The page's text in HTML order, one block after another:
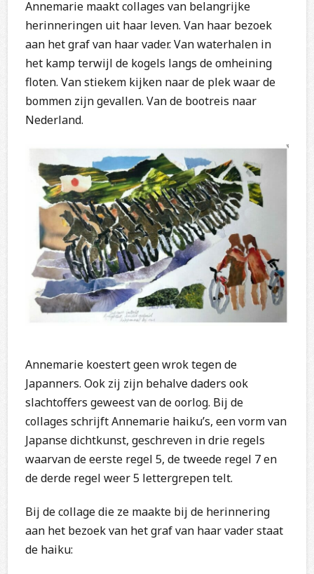
Annemarie maakt collages van belangrijke
herinneringen uit haar leven. Van haar bezoek
aan het graf van haar vader. Van waterhalen in
het kamp terwijl de kogels langs de omheining
floten. Van stiekem kijken naar de plek waar de
bommen zijn gevallen. Van de bootreis naar
Nederland.
Annemarie koestert geen wrok tegen de
Japanners. Ook zij zijn behalve daders ook
slachtoffers geweest van de oorlog. Bij de
collages schrijft Annemarie haiku’s, een vorm van
Japanse dichtkunst, geschreven in drie regels
waarvan de eerste regel 5, de tweede regel 7 en
de derde regel weer 5 lettergrepen telt.
Bij de collage die ze maakte bij de herinnering
aan het bezoek van het graf van haar vader staat
de haiku: